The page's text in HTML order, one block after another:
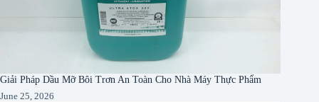
Giải Pháp Dầu Mỡ Bôi Trơn An Toàn Cho Nhà Máy Thực Phẩm
June 25, 2026